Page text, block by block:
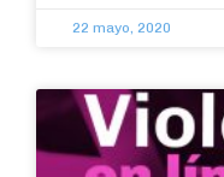
22 mayo, 2020